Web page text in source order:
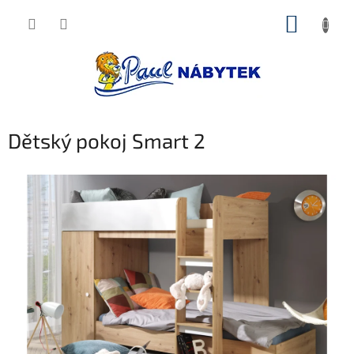
Dětský pokoj Smart 2